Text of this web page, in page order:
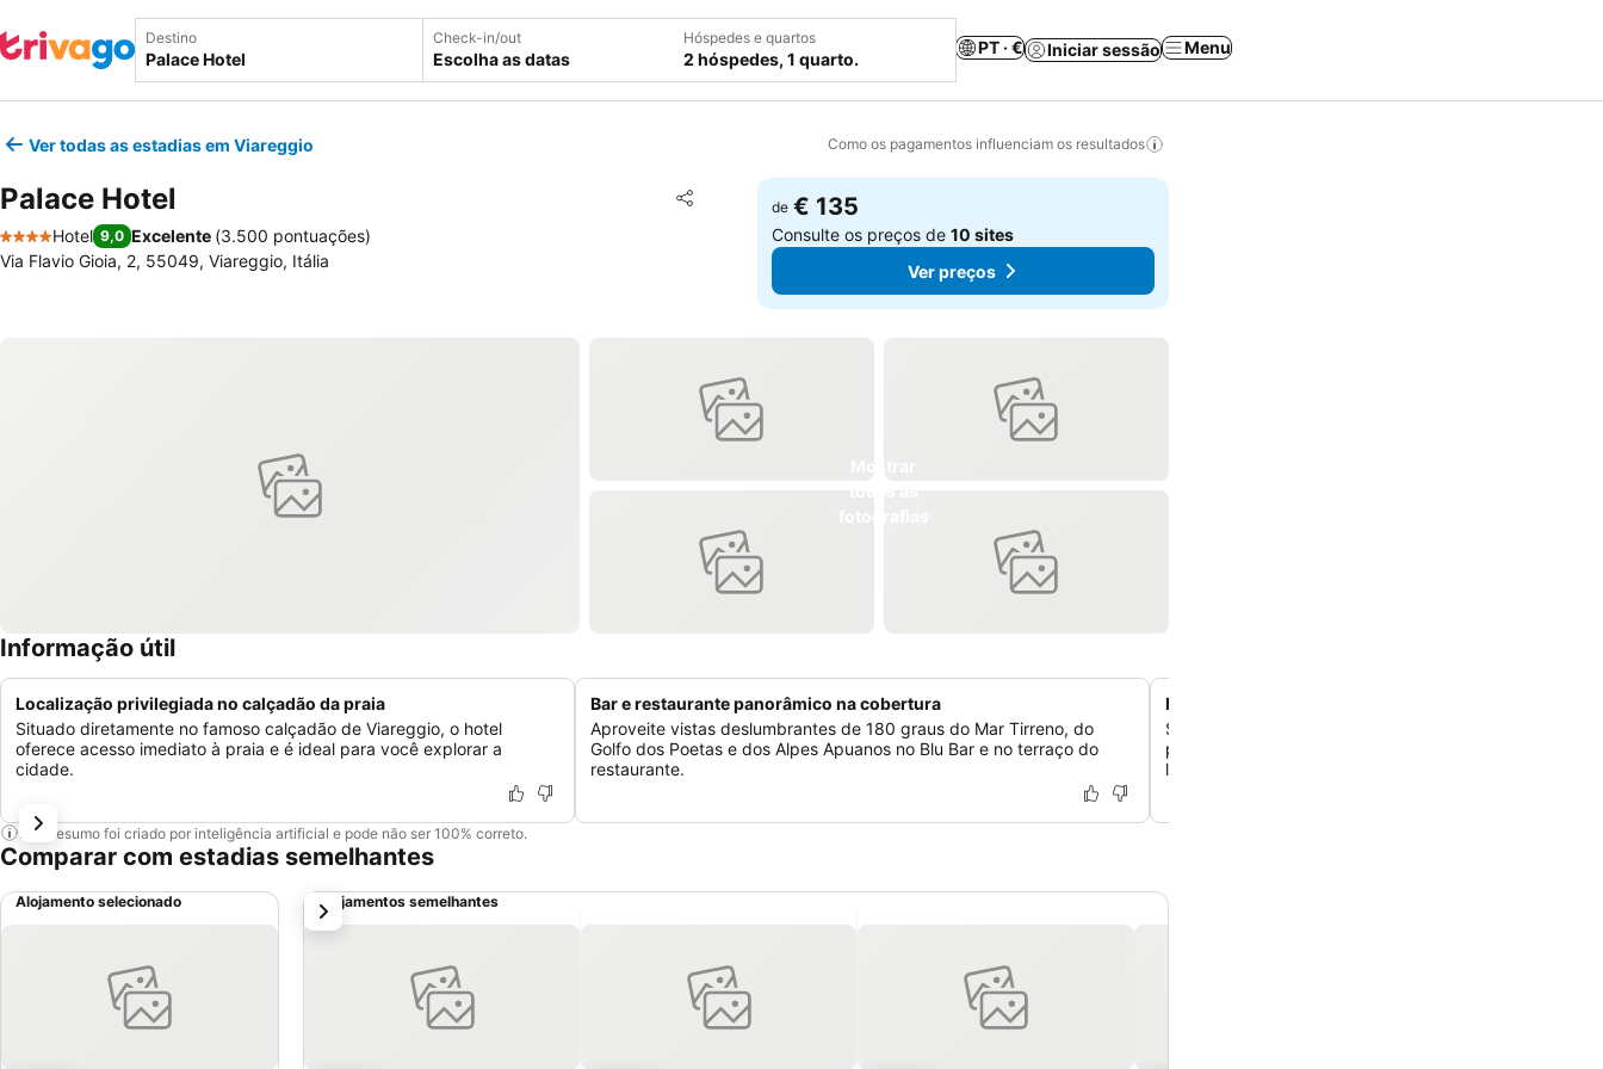
Destino Check-in/out
Escolha as datas
Hóspedes e quartos
2 hóspedes, 1 quarto.
PT · € Iniciar sessão Menu
Ver todas as estadias em Viareggio Como os pagamentos influenciam os resultados
Palace Hotel Partilhar
Adicionar aos favoritos
4 Estrelas
Hotel 9,0 Excelente (3.500 pontuações)
Via Flavio Gioia, 2, 55049, Viareggio, Itália
de € 135
Consulte os preços de10 sites
Ver preços
Informação útil
Localização privilegiada no calçadão da praia
Situado diretamente no famoso calçadão de Viareggio, o hotel
oferece acesso imediato à praia e é ideal para você explorar a
cidade.
Bar e restaurante panorâmico na cobertura
Aproveite vistas deslumbrantes de 180 graus do Mar Tirreno, do
Golfo dos Poetas e dos Alpes Apuanos no Blu Bar e no terraço do
restaurante.
Mixologista premiado no Blu Bar
Saboreie coquetéis habilmente preparados por um
premiado no Blu Bar, um local popular para hóspedes e
locais.
Este resumo foi criado por inteligência artificial e pode não ser 100% correto.
Comparar com estadias semelhantes
Alojamento selecionado Alojamentos semelhantes
próximo